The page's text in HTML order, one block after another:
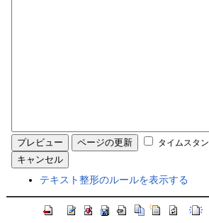
タイムスタ
テキスト整形のルールを表示する